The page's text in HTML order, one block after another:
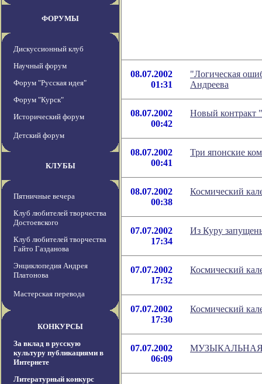
ФОРУМЫ
Дискуссионный клуб
Научный форум
Форум "Русская идея"
Форум "Курск"
Исторический форум
Детский форум
КЛУБЫ
Пятничные вечера
Клуб любителей творчества
Достоевского
Клуб любителей творчества
Гайто Газданова
Энциклопедия Андрея
Платонова
Мастерская перевода
КОНКУРСЫ
За вклад в русскую
культуру публикациями в
Интернете
Литературный конкурс
08.07.2002
01:31
"Логическая
Андреева
08.07.2002
00:42
Новый контракт
08.07.2002
00:41
Три японские
08.07.2002
00:38
Космический
07.07.2002
17:34
Из Куру
07.07.2002
17:32
Космический
07.07.2002
17:30
Космический
07.07.2002
06:09